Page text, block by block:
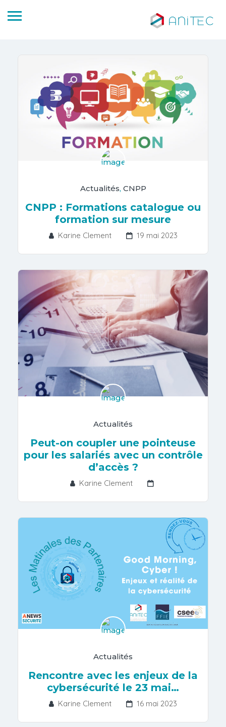
Actualités, CNPP
CNPP : Formations catalogue ou
formation sur mesure
Karine Clement 19 mai 2023
Actualités
Peut-on coupler une pointeuse
pour les salariés avec un contrôle
d’accès ?
Karine Clement
Actualités
Rencontre avec les enjeux de la
cybersécurité le 23 mai…
Karine Clement 16 mai 2023